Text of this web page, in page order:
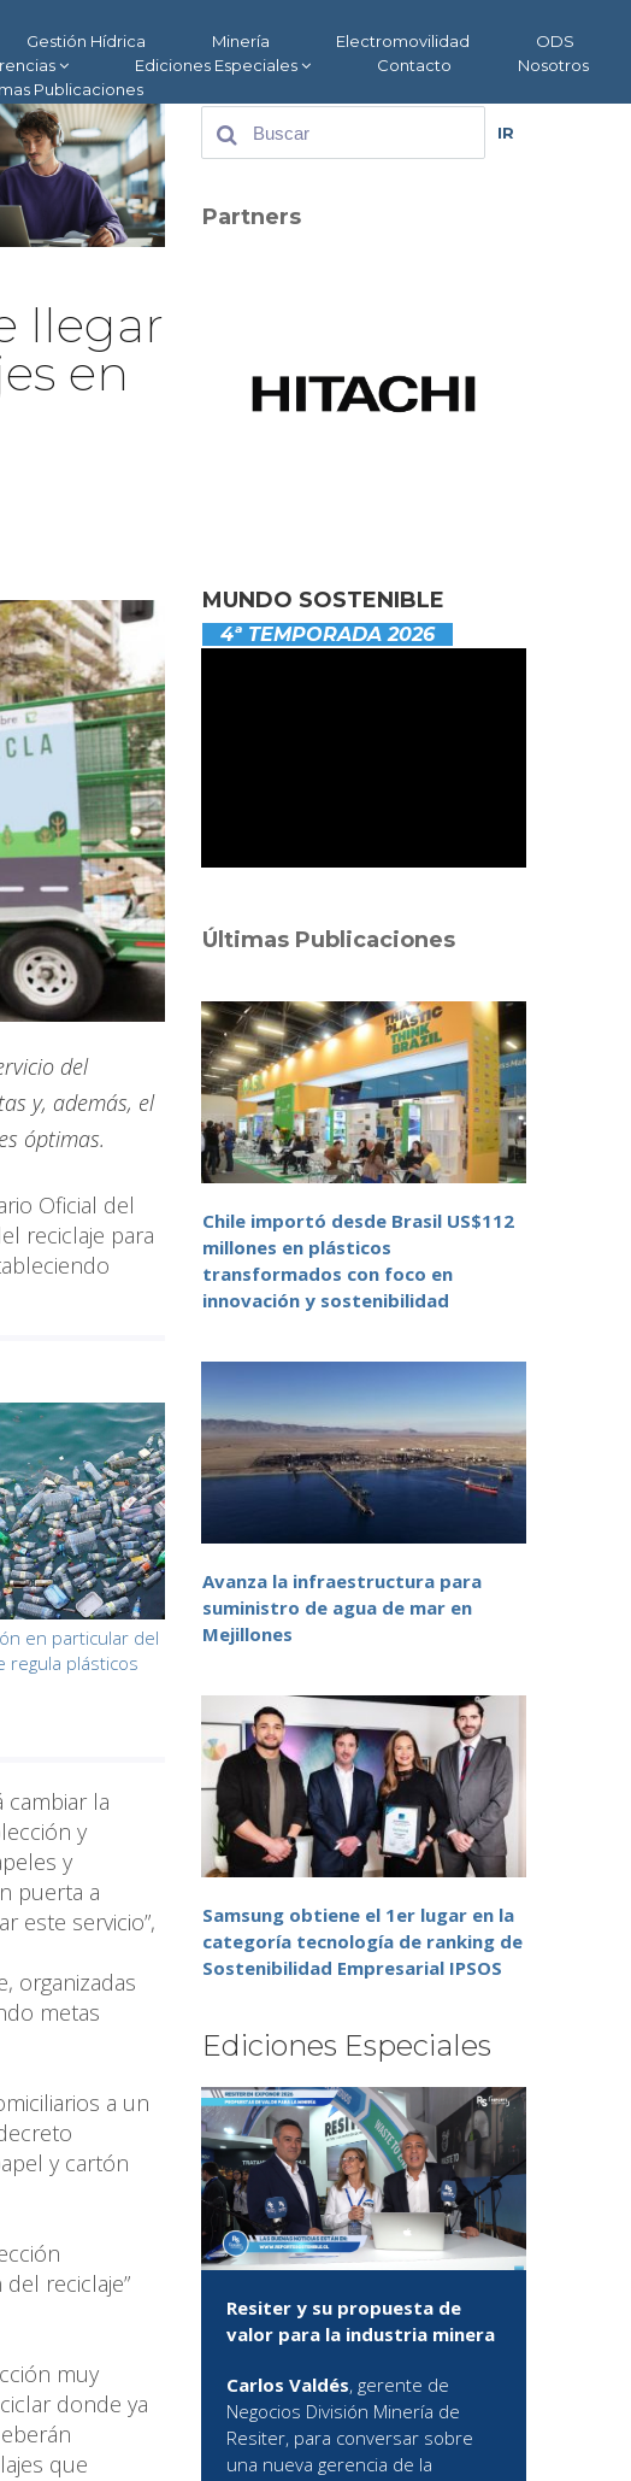
Gestión Hídrica Minería Electromovilidad
ODS
Ediciones Especiales Contacto
Nosotros
Publicaciones
llegar
en
del
y, además, el
óptimas.
Oficial del
reciclaje para
en particular del
regula plásticos
cambiar la
y
y
puerta a
este servicio”,
organizadas
metas
a un
y cartón
reciclaje”
muy
donde ya
que
IR
Partners
MUNDO SOSTENIBLE
4ª TEMPORADA 2026
Últimas Publicaciones
Chile importó desde Brasil US$112
millones en plásticos
transformados con foco en
innovación y sostenibilidad
Avanza la infraestructura para
suministro de agua de mar en
Mejillones
Samsung obtiene el 1er lugar en la
categoría tecnología de ranking de
Sostenibilidad Empresarial IPSOS
Ediciones Especiales
Resiter y su propuesta de
valor para la industria minera
Carlos Valdés, gerente de
Negocios División Minería de
Resiter, para conversar sobre
una nueva gerencia de la